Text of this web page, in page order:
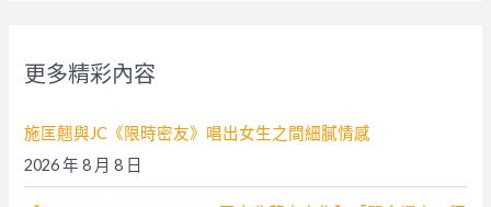
:
更多精彩內容
施匡翹與JC《限時密友》唱出女生之間細膩情感
2026 年 8 月 8 日